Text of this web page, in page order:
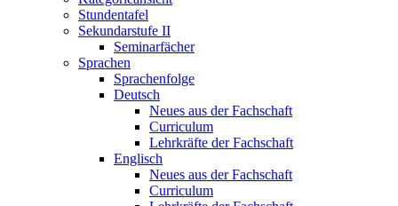
Stundentafel
Sekundarstufe II
Seminarfächer
Sprachen
Sprachenfolge
Deutsch
Neues aus der Fachschaft
Curriculum
Lehrkräfte der Fachschaft
Englisch
Neues aus der Fachschaft
Curriculum